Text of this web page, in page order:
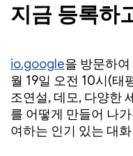
지금 등록하
io.google을 방문하
월 19일 오전 10시(태
조연설, 데모, 다양한
를 어떻게 만들어 나
여하는 인기 있는 대